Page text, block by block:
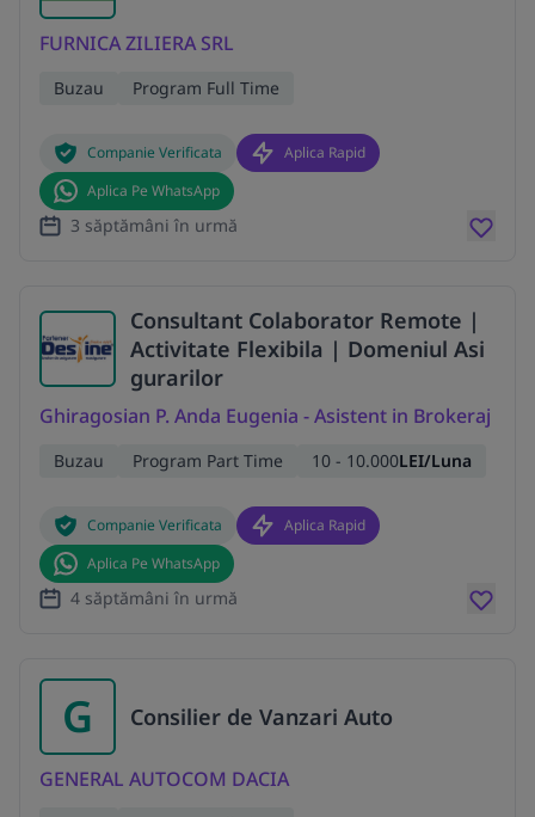
FURNICA ZILIERA SRL
Buzau Program Full Time
Companie Verificata
Aplica Rapid
Aplica Pe WhatsApp
3 săptămâni în urmă
Consultant Colaborator Remote |
Activitate Flexibila | Domeniul Asi
gurarilor
Ghiragosian P. Anda Eugenia - Asistent in Brokeraj
Buzau Program Part Time 10 - 10.000LEI/Luna
Companie Verificata
Aplica Rapid
Aplica Pe WhatsApp
4 săptămâni în urmă
G Consilier de Vanzari Auto
GENERAL AUTOCOM DACIA